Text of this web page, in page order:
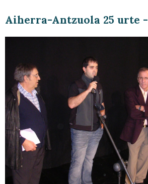
Aiherra-Antzuola 25 urte -